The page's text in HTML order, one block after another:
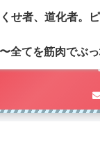
せ者、道化者。
全てを筋肉でぶ